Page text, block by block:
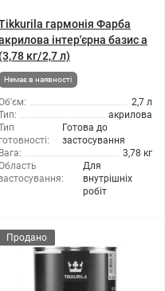
гармонія Фарба
інтер'єрна базис а
(3,78 кг/2,7 л)
Немає в наявності
2,7 л
акрилова
готовності:
Готова до
застосування
Вага:
3,78 кг
Для
внутрішніх
робіт
Продано